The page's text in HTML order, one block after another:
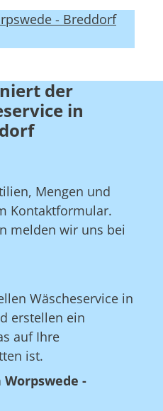
- Breddorf
der
in
Mengen und
Kontaktformular.
melden wir uns bei
Wäscheservice in
erstellen ein
auf Ihre
ist.
-